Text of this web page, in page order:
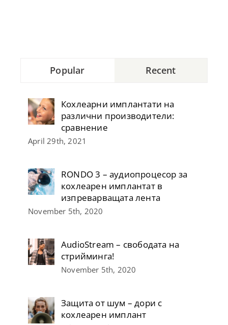
Popular Recent
Кохлеарни имплантати на
различни производители:
сравнение
April 29th, 2021
RONDO 3 – аудиопроцесор за
кохлеарен имплантат в
изпреварващата лента
November 5th, 2020
AudioStream – свободата на
стрийминга!
November 5th, 2020
Защита от шум – дори с
кохлеарен имплант